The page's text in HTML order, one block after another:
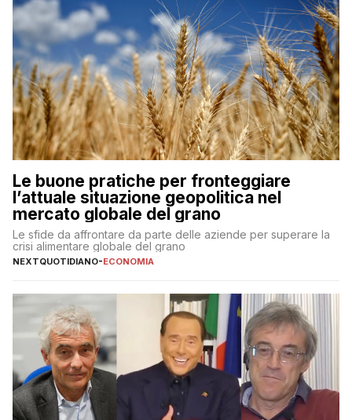
Le buone pratiche per fronteggiare
l’attuale situazione geopolitica nel
mercato globale del grano
Le sfide da affrontare da parte delle aziende per superare la
crisi alimentare globale del grano
NEXTQUOTIDIANO-ECONOMIA